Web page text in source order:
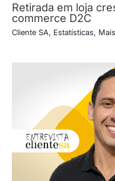
Retirada em loja
commerce D2C
Cliente SA, Estatísticas,